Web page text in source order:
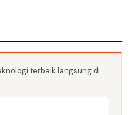
terbaik langsung di